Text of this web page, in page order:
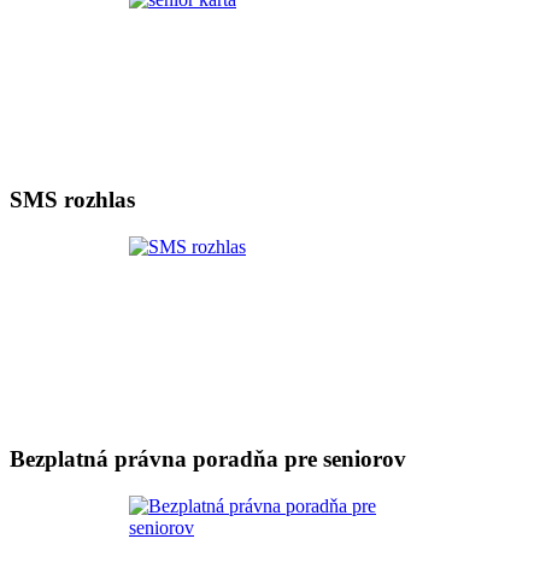
SMS rozhlas
Bezplatná právna poradňa pre seniorov